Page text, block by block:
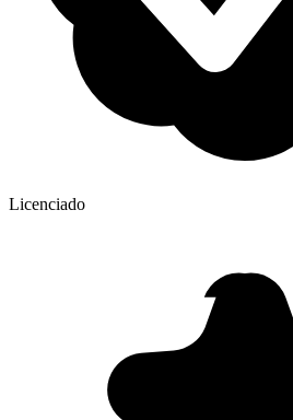
Licenciado